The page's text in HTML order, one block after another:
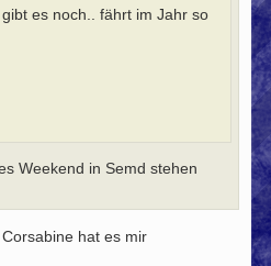
es noch.. fährt im Jahr so
Weekend in Semd stehen
hat es mir